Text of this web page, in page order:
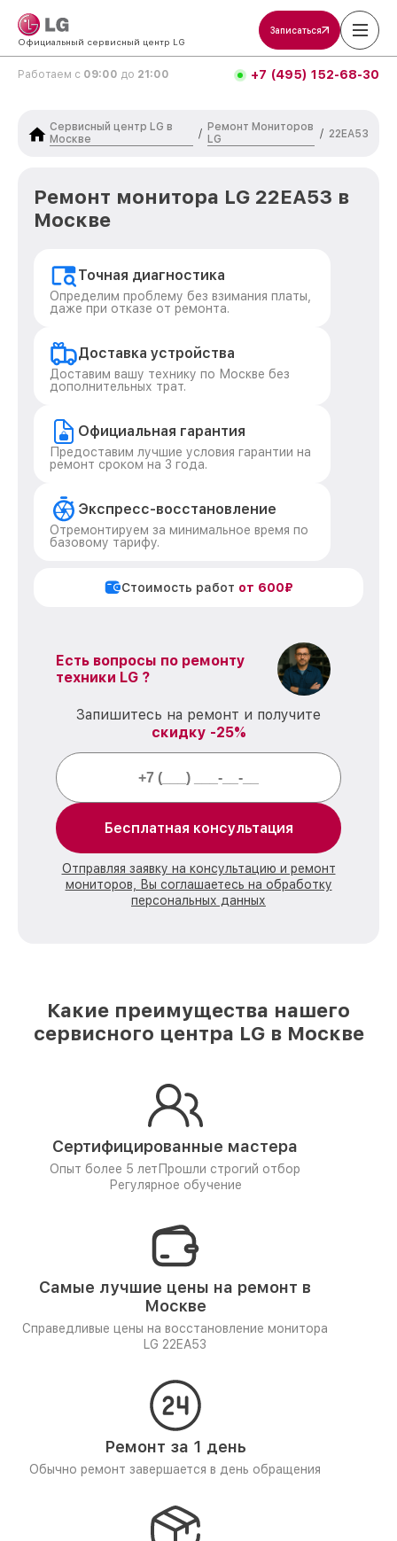
Официальный сервисный центр LG
Записаться
Работаем с 09:00 до 21:00 +7 (495) 152-68-30
Сервисный центр LG в
Москве
/
Ремонт Мониторов
LG
/ 22EA53
Ремонт монитора LG 22EA53 в
Москве
Точная диагностика
Определим проблему без взимания платы,
даже при отказе от ремонта.
Доставка устройства
Доставим вашу технику по Москве без
дополнительных трат.
Официальная гарантия
Предоставим лучшие условия гарантии на
ремонт сроком на 3 года.
Экспресс-восстановление
Отремонтируем за минимальное время по
базовому тарифу.
Стоимость работ от 600₽
Есть вопросы по ремонту
техники LG ?
Запишитесь на ремонт и получите
скидку -25%
Бесплатная консультация
Отправляя заявку на консультацию и ремонт
мониторов, Вы соглашаетесь на обработку
персональных данных
Какие преимущества нашего
сервисного центра LG в Москве
Сертифицированные мастера
Опыт более 5 лет Прошли строгий отбор
Регулярное обучение
Самые лучшие цены на ремонт в
Москве
Справедливые цены на восстановление монитора
LG 22EA53
Ремонт за 1 день
Обычно ремонт завершается в день обращения